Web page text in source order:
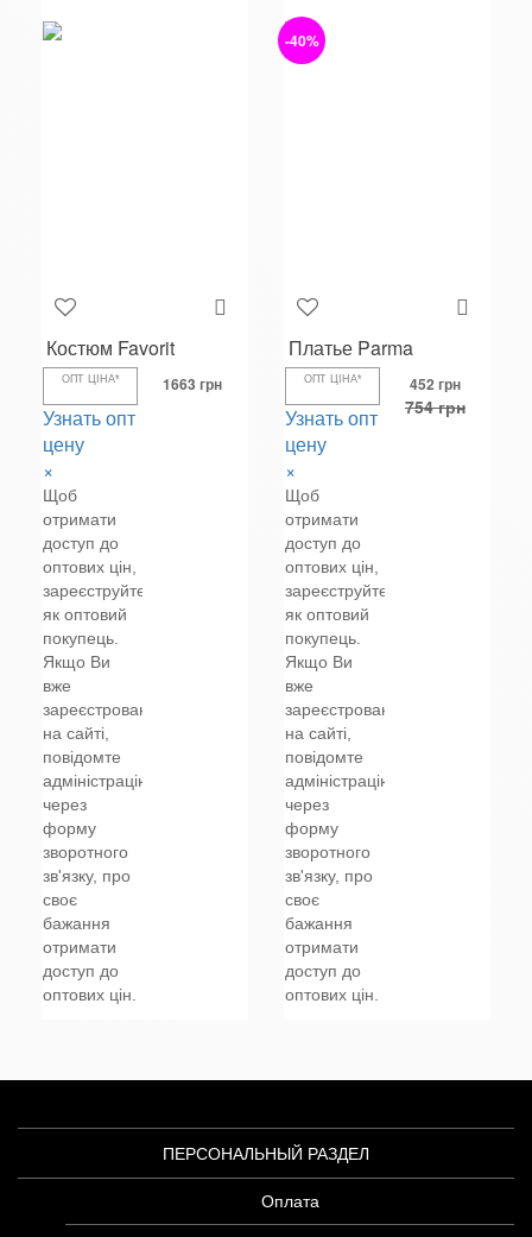
Костюм Favorit
ОПТ ЦІНА*
Узнать опт
цену
×
Щоб
отримати
доступ до
оптових цін,
зареєструйтеся
як оптовий
покупець.
Якщо Ви
вже
зареєстровані
на сайті,
повідомте
адміністрацію
через
форму
зворотного
зв'язку, про
своє
бажання
отримати
доступ до
оптових цін.
1663 грн
-40%
Платье Parma
ОПТ ЦІНА*
Узнать опт
цену
×
Щоб
отримати
доступ до
оптових цін,
зареєструйтеся
як оптовий
покупець.
Якщо Ви
вже
зареєстровані
на сайті,
повідомте
адміністрацію
через
форму
зворотного
зв'язку, про
своє
бажання
отримати
доступ до
оптових цін.
452 грн
754 грн
ПЕРСОНАЛЬНЫЙ РАЗДЕЛ
Оплата